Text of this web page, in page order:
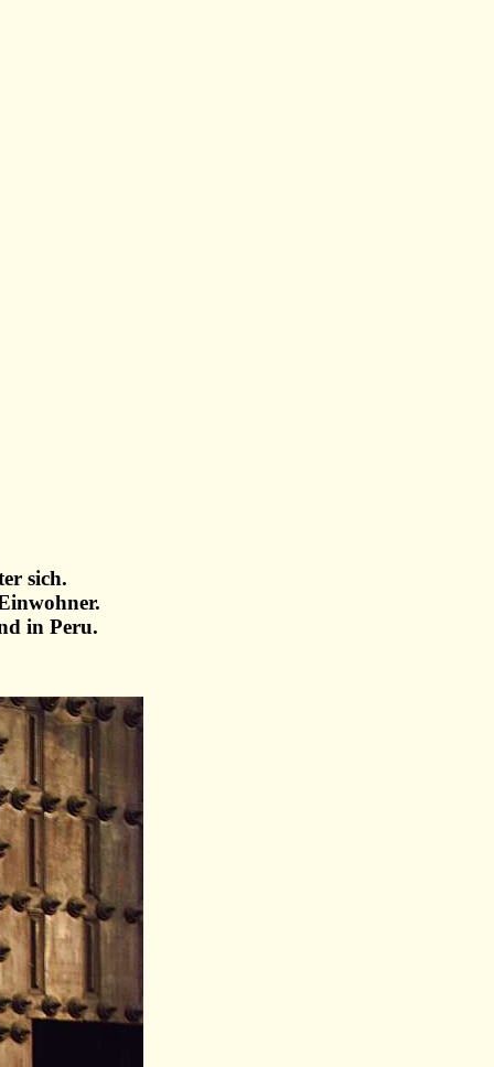
sich.
in Peru.